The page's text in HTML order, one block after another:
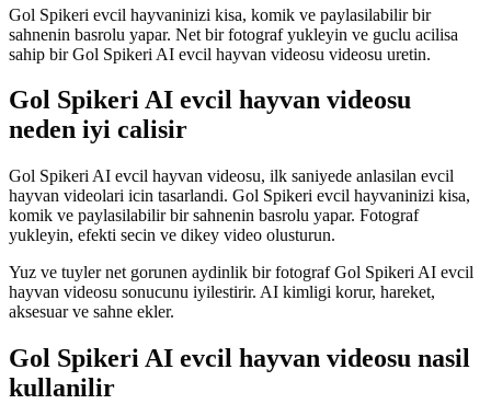
Gol Spikeri evcil hayvaninizi kisa, komik ve paylasilabilir bir
sahnenin basrolu yapar. Net bir fotograf yukleyin ve guclu acilisa
sahip bir Gol Spikeri AI evcil hayvan videosu videosu uretin.
Gol Spikeri AI evcil hayvan videosu
neden iyi calisir
Gol Spikeri AI evcil hayvan videosu, ilk saniyede anlasilan evcil
hayvan videolari icin tasarlandi. Gol Spikeri evcil hayvaninizi kisa,
komik ve paylasilabilir bir sahnenin basrolu yapar. Fotograf
yukleyin, efekti secin ve dikey video olusturun.
Yuz ve tuyler net gorunen aydinlik bir fotograf Gol Spikeri AI evcil
hayvan videosu sonucunu iyilestirir. AI kimligi korur, hareket,
aksesuar ve sahne ekler.
Gol Spikeri AI evcil hayvan videosu nasil
kullanilir